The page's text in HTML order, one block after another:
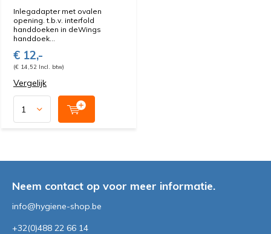
Inlegadapter met ovalen
opening. t.b.v. interfold
handdoeken in deWings
handdoek...
€ 12,-
(€ 14,52 Incl. btw)
Vergelijk
Neem contact op voor meer informatie.
info@hygiene-shop.be
+32(0)488 22 66 14